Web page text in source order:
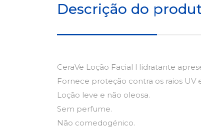
Descrição do
CeraVe Loção Facial Hidratante
Fornece proteção contra os raios UV
Loção leve e não oleosa.
Sem perfume.
Não comedogénico.